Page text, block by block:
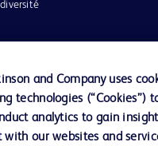
and Company uses
technologies (“Cookies”)
analytics to gain
our websites and